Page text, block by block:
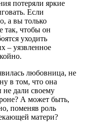
потеряли яркие
Если
а вы только
так, чтобы он
уходить
– уязвленное
любовница, не
в том, что она
не дали своему
А может быть,
поменяв роль
матери?